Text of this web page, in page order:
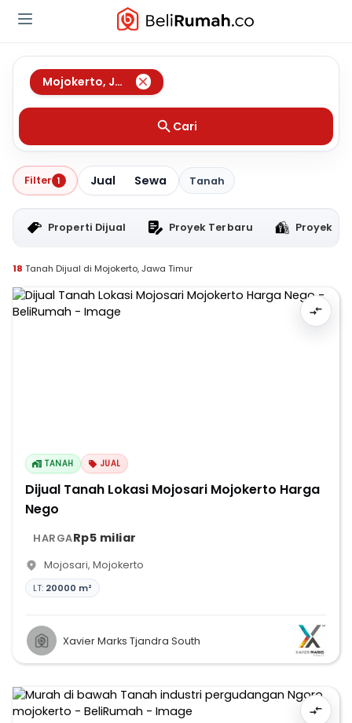
Mojokerto, Jawa Timur
Cari
Filter 1 Jual Sewa Tanah
Properti Dijual Proyek Terbaru Proyek
18 Tanah Dijual di Mojokerto, Jawa Timur
TANAH JUAL
Dijual Tanah Lokasi Mojosari Mojokerto Harga
Nego
HARGARp5 miliar
Mojosari, Mojokerto
LT: 20000 m²
Xavier Marks Tjandra South